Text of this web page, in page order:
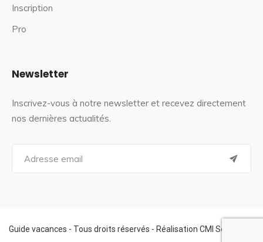
Inscription
Pro
Newsletter
Inscrivez-vous à notre newsletter et recevez directement
nos dernières actualités.
a
f
o
Guide vacances - Tous droits réservés - Réalisation CMI Services